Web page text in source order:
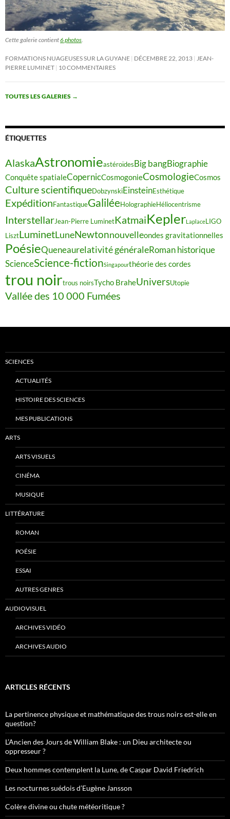
Cette galerie contient6 photos
FORMATIONS NUAGEUSES SUR LA GUYANE DÉCEMBRE 22, 2013
JEAN-
PIERRE LUMINET 10 COMMENTAIRES
TOUTES LES GALERIES →
ÉTIQUETTES
AlaskaAstronomieastéroïdesBig bangBiographie
Conquête spatialeCopernicCosmogonieCosmologieCosmos
Culture scientifiqueDobzynskiEinsteinEsthétique
ExpéditionFantastiqueGaliléeHolographieHéliocentrisme
InterstellarJean-Pierre LuminetKatmaiKeplerLaplaceLIGO
LisztLuminetLuneNewtonnouvelleondes gravitationnelles
PoésieQueneaurelativité généraleRoman historique
ScienceScience-fictionSingapourthéorie des cordes
trou noirtrous noirsTycho BraheUniversUtopie
Vallée des 10 000 Fumées
SCIENCES
ACTUALITÉS
HISTOIRE DES SCIENCES
MES PUBLICATIONS
ARTS
ARTS VISUELS
CINÉMA
MUSIQUE
LITTÉRATURE
ROMAN
POÉSIE
ESSAI
AUTRES GENRES
AUDIOVISUEL
ARCHIVES VIDÉO
ARCHIVES AUDIO
ARTICLES RÉCENTS
La pertinence physique et mathématique des trous noirs est-elle en
question?
L’Ancien des Jours de William Blake : un Dieu architecte ou
oppresseur ?
Deux hommes contemplent la Lune, de Caspar David Friedrich
Les nocturnes suédois d’Eugène Jansson
Colère divine ou chute météoritique ?